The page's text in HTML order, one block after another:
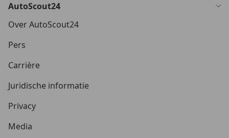
AutoScout24
Over AutoScout24
Pers
Carrière
Juridische informatie
Privacy
Media